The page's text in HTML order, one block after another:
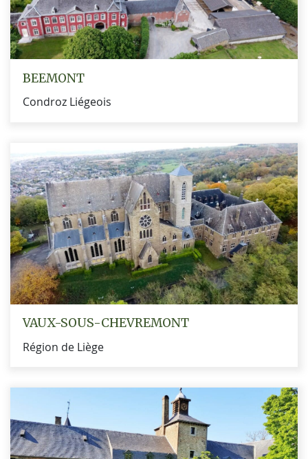
BEEMONT
Condroz Liégeois
VAUX-SOUS-CHEVREMONT
Région de Liège